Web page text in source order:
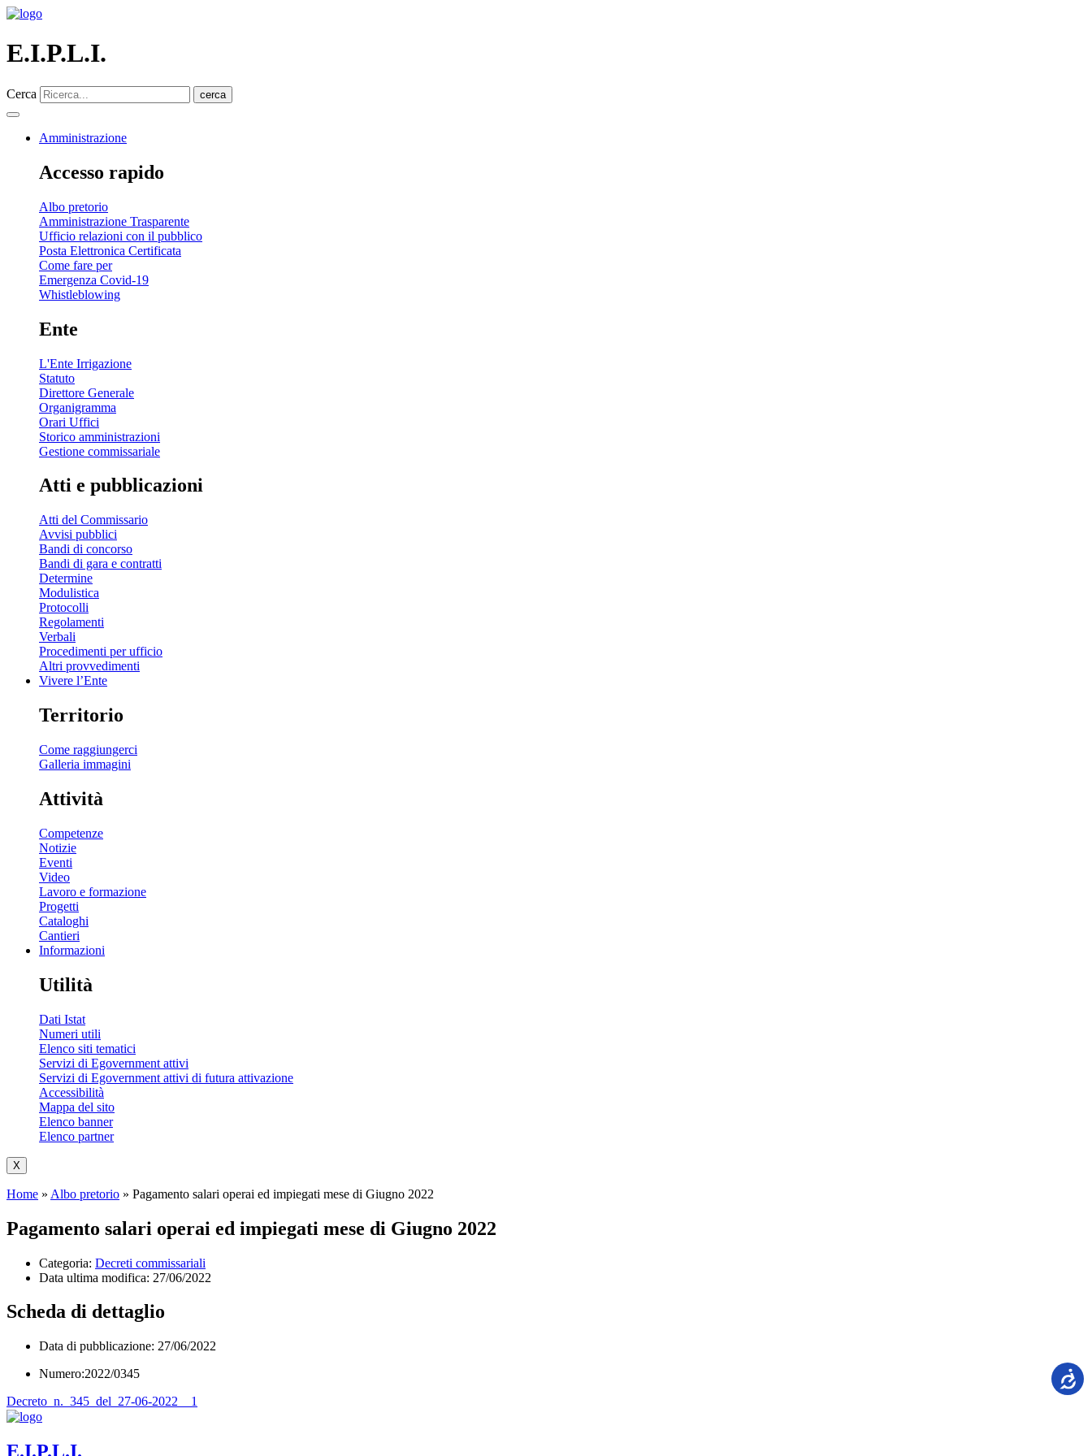
E.I.P.L.I.
Cerca cerca
Amministrazione
Accesso rapido
Albo pretorio
Amministrazione Trasparente
Ufficio relazioni con il pubblico
Posta Elettronica Certificata
Come fare per
Emergenza Covid-19
Whistleblowing
Ente
L'Ente Irrigazione
Statuto
Direttore Generale
Organigramma
Orari Uffici
Storico amministrazioni
Gestione commissariale
Atti e pubblicazioni
Atti del Commissario
Avvisi pubblici
Bandi di concorso
Bandi di gara e contratti
Determine
Modulistica
Protocolli
Regolamenti
Verbali
Procedimenti per ufficio
Altri provvedimenti
Vivere l’Ente
Territorio
Come raggiungerci
Galleria immagini
Attività
Competenze
Notizie
Eventi
Video
Lavoro e formazione
Progetti
Cataloghi
Cantieri
Informazioni
Utilità
Dati Istat
Numeri utili
Elenco siti tematici
Servizi di Egovernment attivi
Servizi di Egovernment attivi di futura attivazione
Accessibilità
Mappa del sito
Elenco banner
Elenco partner
X
Home » Albo pretorio » Pagamento salari operai ed impiegati mese di Giugno 2022
Pagamento salari operai ed impiegati mese di Giugno 2022
Categoria: Decreti commissariali
Data ultima modifica: 27/06/2022
Scheda di dettaglio
Data di pubblicazione: 27/06/2022
Numero:2022/0345
Decreto_n._345_del_27-06-2022__1
E.I.P.L.I.